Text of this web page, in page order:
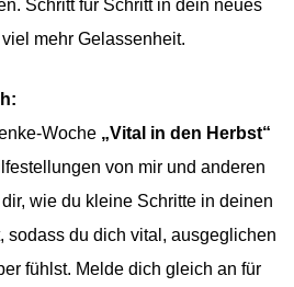
Schritt für Schritt in dein neues
mehr Gelassenheit.
Woche „Vital in den Herbst“
von mir und anderen
wie du kleine Schritte in deinen
sodass du dich vital, ausgeglichen
fühlst. Melde dich gleich an für